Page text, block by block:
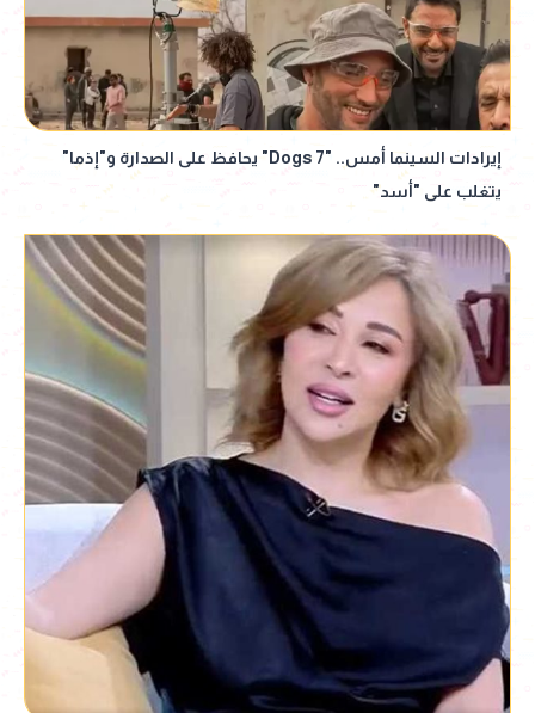
إيرادات السينما أمس.. "7 Dogs" يحافظ على الصدارة و"إذما"
يتغلب على "أسد"